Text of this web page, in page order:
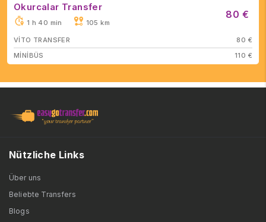
Okurcalar Transfer
1 h 40 min 105 km
80 €
VİTO TRANSFER
80 €
MİNİBÜS
110 €
Nützliche Links
Über uns
Beliebte Transfers
Blogs